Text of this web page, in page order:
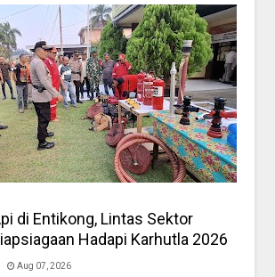
di Entikong, Lintas Sektor
Hadapi Karhutla 2026
Aug 07, 2026